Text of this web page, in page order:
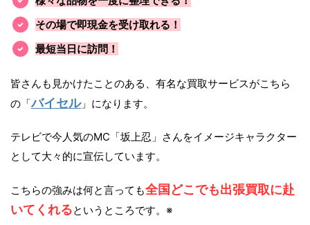
その場で即現金を受け取れる！
最短当日に訪問！
皆さんも見かけたことのある、有名な買取サービスがこちら
の「バイセル」になります。
テレビで今人気のMC「坂上忍」さんをイメージキャラクター
として大々的に宣伝しています。
こちらの強みは何と言っても全国どこでも出張買取に赴
いてくれるというところです。※